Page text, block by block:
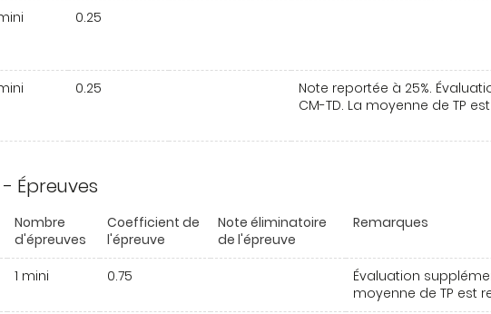
0.25
0.25
Note reportée à 25%.
CM-TD. La moyenne de TP
Épreuves
Nombre
d'épreuves
Coefficient de
l'épreuve
Note éliminatoire
de l'épreuve
Remarques
1 mini 0.75
Évaluation
moyenne de TP est